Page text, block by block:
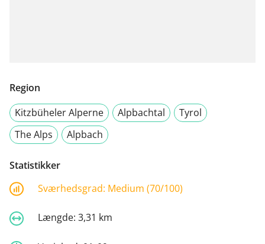
Region
Kitzbüheler Alperne
Alpbachtal
Tyrol
The Alps
Alpbach
Statistikker
Sværhedsgrad: Medium (70/100)
Længde: 3,31 km